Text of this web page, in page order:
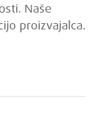
Naše
proizvajalca.